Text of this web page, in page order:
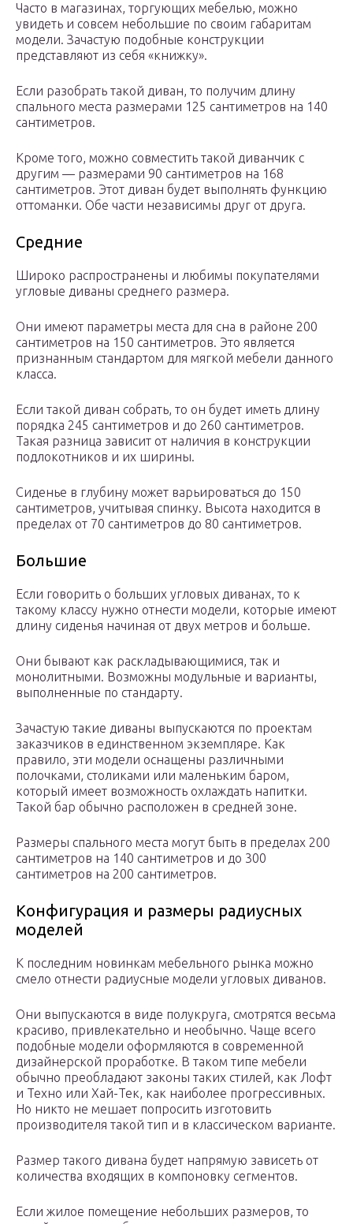
Часто в магазинах, торгующих мебелью, можно
увидеть и совсем небольшие по своим габаритам
модели. Зачастую подобные конструкции
представляют из себя «книжку».
Если разобрать такой диван, то получим длину
спального места размерами 125 сантиметров на 140
сантиметров.
Кроме того, можно совместить такой диванчик с
другим — размерами 90 сантиметров на 168
сантиметров. Этот диван будет выполнять функцию
оттоманки. Обе части независимы друг от друга.
Средние
Широко распространены и любимы покупателями
угловые диваны среднего размера.
Они имеют параметры места для сна в районе 200
сантиметров на 150 сантиметров. Это является
признанным стандартом для мягкой мебели данного
класса.
Если такой диван собрать, то он будет иметь длину
порядка 245 сантиметров и до 260 сантиметров.
Такая разница зависит от наличия в конструкции
подлокотников и их ширины.
Сиденье в глубину может варьироваться до 150
сантиметров, учитывая спинку. Высота находится в
пределах от 70 сантиметров до 80 сантиметров.
Большие
Если говорить о больших угловых диванах, то к
такому классу нужно отнести модели, которые имеют
длину сиденья начиная от двух метров и больше.
Они бывают как раскладывающимися, так и
монолитными. Возможны модульные и варианты,
выполненные по стандарту.
Зачастую такие диваны выпускаются по проектам
заказчиков в единственном экземпляре. Как
правило, эти модели оснащены различными
полочками, столиками или маленьким баром,
который имеет возможность охлаждать напитки.
Такой бар обычно расположен в средней зоне.
Размеры спального места могут быть в пределах 200
сантиметров на 140 сантиметров и до 300
сантиметров на 200 сантиметров.
Конфигурация и размеры радиусных
моделей
К последним новинкам мебельного рынка можно
смело отнести радиусные модели угловых диванов.
Они выпускаются в виде полукруга, смотрятся весьма
красиво, привлекательно и необычно. Чаще всего
подобные модели оформляются в современной
дизайнерской проработке. В таком типе мебели
обычно преобладают законы таких стилей, как Лофт
и Техно или Хай-Тек, как наиболее прогрессивных.
Но никто не мешает попросить изготовить
производителя такой тип и в классическом варианте.
Размер такого дивана будет напрямую зависеть от
количества входящих в компоновку сегментов.
Если жилое помещение небольших размеров, то